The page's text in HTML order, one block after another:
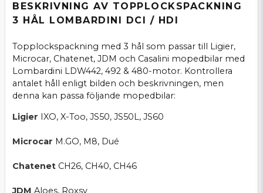
BESKRIVNING AV TOPPLOCKSPACKNING
3 HÅL LOMBARDINI DCI / HDI
Topplockspackning med 3 hål som passar till Ligier,
Microcar, Chatenet, JDM och Casalini mopedbilar med
Lombardini LDW442, 492 & 480-motor. Kontrollera
antalet håll enligt bilden och beskrivningen, men
denna kan passa följande mopedbilar:
Ligier IXO, X-Too, JS50, JS50L, JS60
Microcar M.GO, M8, Dué
Chatenet CH26, CH40, CH46
JDM Aloes, Roxsy